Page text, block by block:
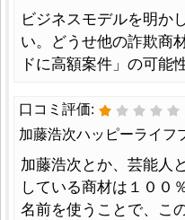
ビジネスモデルを明か
い。どうせ他の詐欺商
ドに高額案件」の可能
口コミ評価:
加藤浩次ハッピーライフ
加藤浩次とか、芸能人
している商材は１００
名前を使うことで、こ